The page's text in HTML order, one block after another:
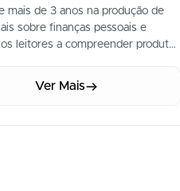
mais de 3 anos na produção de
sobre finanças pessoais e
leitores a compreender produtos
Ver Mais